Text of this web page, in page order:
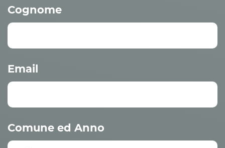
Cognome
Email
Comune ed Anno